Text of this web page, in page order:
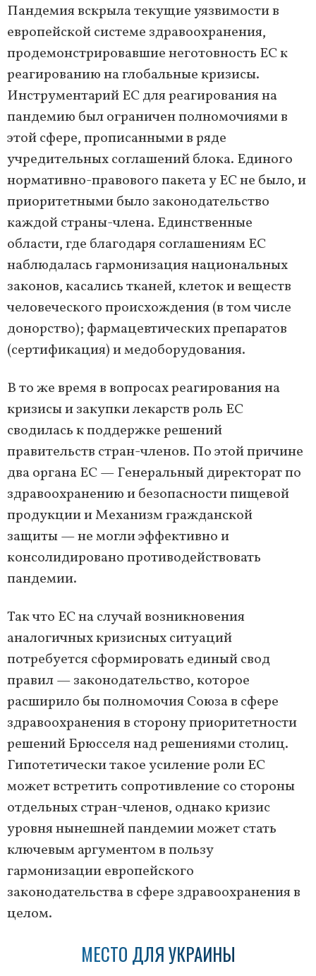
Пандемия вскрыла текущие уязвимости в
европейской системе здравоохранения,
продемонстрировавшие неготовность ЕС к
реагированию на глобальные кризисы.
Инструментарий ЕС для реагирования на
пандемию был ограничен полномочиями в
этой сфере, прописанными в ряде
учредительных соглашений блока. Единого
нормативно-правового пакета у ЕС не было, и
приоритетными было законодательство
каждой страны-члена. Единственные
области, где благодаря соглашениям ЕС
наблюдалась гармонизация национальных
законов, касались тканей, клеток и веществ
человеческого происхождения (в том числе
донорство); фармацевтических препаратов
(сертификация) и медоборудования.
В то же время в вопросах реагирования на
кризисы и закупки лекарств роль ЕС
сводилась к поддержке решений
правительств стран-членов. По этой причине
два органа ЕС — Генеральный директорат по
здравоохранению и безопасности пищевой
продукции и Механизм гражданской
защиты — не могли эффективно и
консолидировано противодействовать
пандемии.
Так что ЕС на случай возникновения
аналогичных кризисных ситуаций
потребуется сформировать единый свод
правил — законодательство, которое
расширило бы полномочия Союза в сфере
здравоохранения в сторону приоритетности
решений Брюсселя над решениями столиц.
Гипотетически такое усиление роли ЕС
может встретить сопротивление со стороны
отдельных стран-членов, однако кризис
уровня нынешней пандемии может стать
ключевым аргументом в пользу
гармонизации европейского
законодательства в сфере здравоохранения в
целом.
МЕСТО ДЛЯ УКРАИНЫ